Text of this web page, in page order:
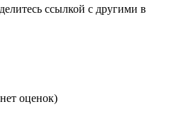
ссылкой с другими в
оценок)